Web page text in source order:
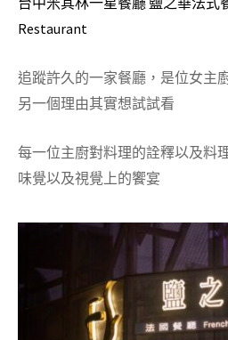
Restaurant
追蹤許久的一家餐廳，是位女主
另一個理由其實想試試看
每一位主廚對料理的詮釋以及料
味覺以及視覺上的饗宴